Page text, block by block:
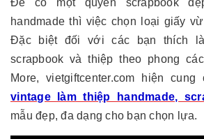
handmade thì việc chọn loại giấy
Đặc biệt đối với các bạn thích
scrapbook và thiệp theo phong
More, vietgiftcenter.com hiện
vintage làm thiệp handmade,
mẫu đẹp, đa dạng cho bạn chọn lựa.